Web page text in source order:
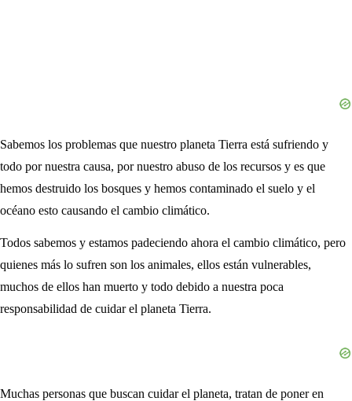
Sabemos los problemas que nuestro planeta Tierra está sufriendo y
todo por nuestra causa, por nuestro abuso de los recursos y es que
hemos destruido los bosques y hemos contaminado el suelo y el
océano esto causando el cambio climático.
Todos sabemos y estamos padeciendo ahora el cambio climático, pero
quienes más lo sufren son los animales, ellos están vulnerables,
muchos de ellos han muerto y todo debido a nuestra poca
responsabilidad de cuidar el planeta Tierra.
Muchas personas que buscan cuidar el planeta, tratan de poner en